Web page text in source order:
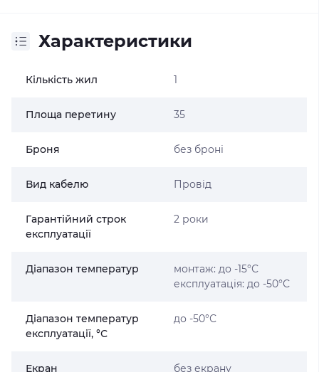
Характеристики
Кількість жил 1
Площа перетину 35
Броня без броні
Вид кабелю Провід
Гарантійний строк
експлуатації
2 роки
Діапазон температур
монтаж: до -15°С
експлуатація: до -50°С
Діапазон температур
експлуатації, °С
до -50°С
Екран без екрану